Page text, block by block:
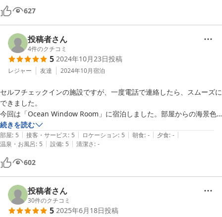
また宿泊したいと思います。
627
投稿者さん
4件のクチコミ
5 2024年10月23日投稿
レジャー 友達 2024年10月宿泊
セルフチェックインの施設ですが、一度電話で連絡したら、スムーズに
できました。
今回は「Ocean Window Room」に宿泊しました。部屋からの海景色
は本当に素晴らしく、
リビングエリアもソファーの座り心地が良くて、景色を眺めるだけで癒
しのひと時を過ごしました。
夕食は提携の「Cafeやぶさち」でフレンチオードブルを頼みました。
沖縄の食材が使われていて、全部美味しかったです！
（追加オプションのBBQやデリバリーのルームサービスもあるような
ので、食事は困らないでしょう。）
沖縄在住でも最高に楽しかったので、地元の方におすすめです！
特に女子会や女子旅にぴったりで、おしゃれなお部屋とアウトバス付の
続きを読む
部屋: 5 | 接客・サービス: 5 | ロケーション: 5 | 朝食: - | 夕食: - |
温泉・お風呂: 5 | 設備: 5 | 清潔さ: -
602
投稿者さん
30件のクチコミ
5 2025年6月18日投稿